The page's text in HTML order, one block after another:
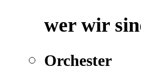
wer wir
Orchester